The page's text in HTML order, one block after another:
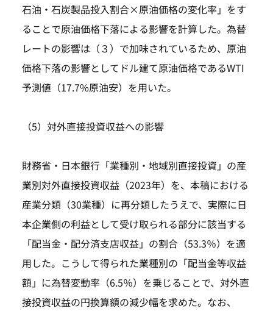
石油・石炭製品投入割合×原油価格の変化率」をす
ることで原油価格下落による影響を計算した。為替
レートの影響は（３）で加味されているため、原油
価格下落の影響としてドル建て原油価格であるWTI
予測値（17.7%原油安）を用いた。
（5）対外直接投資収益への影響
財務省・日本銀行「業種別・地域別直接投資」の産
業別対外直接投資収益（2023年）を、本稿における
産業分類（30業種）に再分類したうえで、実際に日
本企業側の利益として受け取られる部分に該当する
「配当金・配分済支店収益」の割合（53.3％）を適
用した。こうして得られた業種別の「配当金等収益
額」に為替変動率（6.5％）を乗じることで、対外直
接投資収益の円換算額の減少幅を求めた。なお、